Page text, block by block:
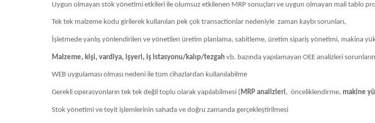
Uygun olmayan stok yönetimi etkileri ile olumsuz etkilenen MRP sonuçları ve uygun olmayan mali tablo
Tek tek malzeme kodu girilerek kullanılan pek çok transactionlar nedeniyle zaman kaybı sorunları,
İşletmede yanlış yönlendirilen ve yönetilen üretim planlama, sabitleme, üretim sipariş yönetimi, makina
Malzeme, kişi, vardiya, işyeri, iş istasyonu/kalıp/tezgah vb. bazında yapılamayan OEE analizleri
WEB uygulaması olması nedeni ile tüm cihazlardan kullanılabilme
Gerekli operasyonların tek tek değil toplu olarak yapılabilmesi (MRP analizleri, önceliklendirme, makine
Stok yönetimi ve teyit işlemlerinin sahada ve doğru zamanda gerçekleştirilmesi